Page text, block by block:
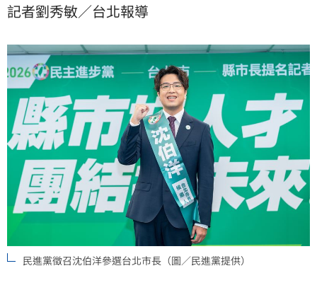
今（19）日受訪表示，沈伯洋一向有很多的風格，從她
捲頭髮，大家都覺得他的造型多變。
記者劉秀敏／台北報導
民進黨徵召沈伯洋參選台北市長（圖／民進黨提供）